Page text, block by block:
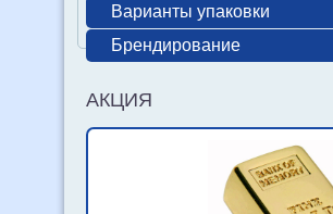
Варианты упаковки
Брендирование
АКЦИЯ